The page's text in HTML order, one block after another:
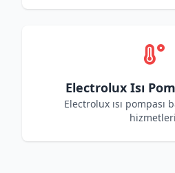
Electrolux Isı
Electrolux ısı pompası